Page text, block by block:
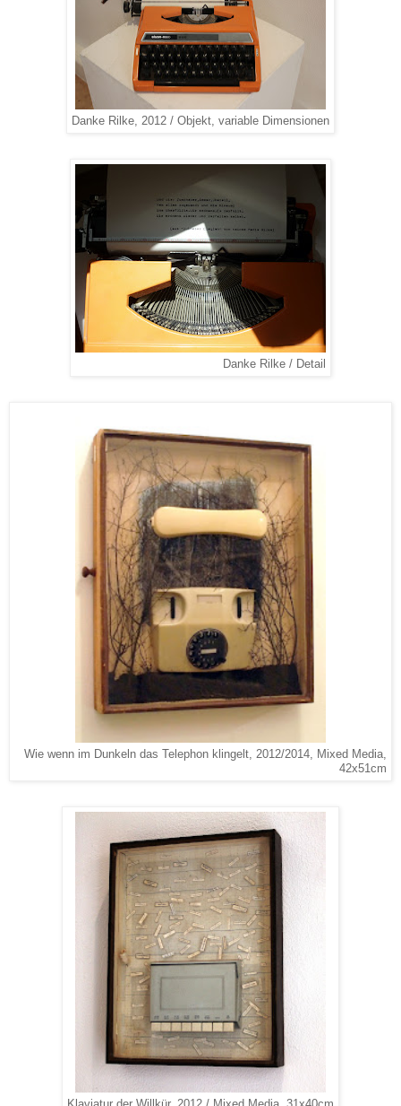
Danke Rilke, 2012 / Objekt, variable Dimensionen
Danke Rilke / Detail
Wie wenn im Dunkeln das Telephon klingelt, 2012/2014, Mixed Media,
42x51cm